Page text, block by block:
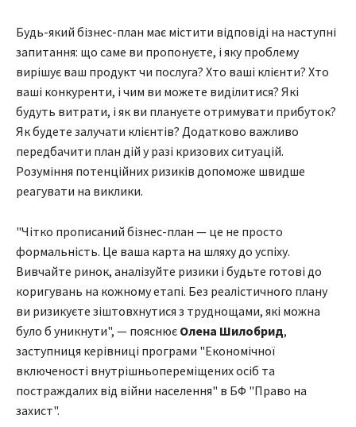
Будь-який бізнес-план має містити відповіді на наступні
запитання: що саме ви пропонуєте, і яку проблему
вирішує ваш продукт чи послуга? Хто ваші клієнти? Хто
ваші конкуренти, і чим ви можете виділитися? Які
будуть витрати, і як ви плануєте отримувати прибуток?
Як будете залучати клієнтів? Додатково важливо
передбачити план дій у разі кризових ситуацій.
Розуміння потенційних ризиків допоможе швидше
реагувати на виклики.
"Чітко прописаний бізнес-план — це не просто
формальність. Це ваша карта на шляху до успіху.
Вивчайте ринок, аналізуйте ризики і будьте готові до
коригувань на кожному етапі. Без реалістичного плану
ви ризикуєте зіштовхнутися з труднощами, які можна
було б уникнути", — пояснює Олена Шилобрид,
заступниця керівниці програми "Економічної
включеності внутрішньопереміщених осіб та
постраждалих від війни населення" в БФ "Право на
захист".